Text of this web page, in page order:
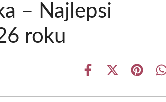
– Najlepsi
roku
Share
Share
(Twitter)
Share